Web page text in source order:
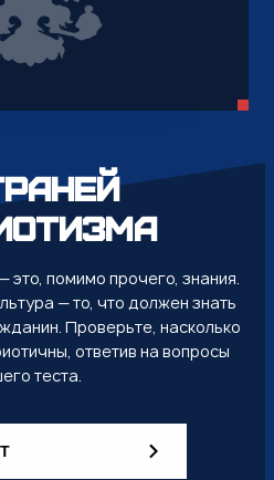
это, помимо прочего, знания.
— то, что должен знать
Проверьте, насколько
ответив на вопросы
теста.